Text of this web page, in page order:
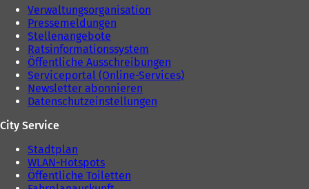
Verwaltungsorganisation
Pressemeldungen
Stellenangebote
Ratsinformationssystem
Öffentliche Ausschreibungen
Serviceportal (Online-Services)
Newsletter abonnieren
Datenschutzeinstellungen
City Service
Stadtplan
WLAN-Hotspots
Öffentliche Toiletten